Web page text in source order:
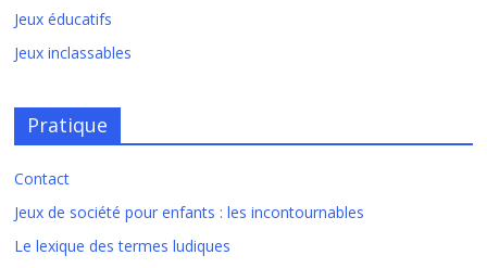
Jeux éducatifs
Jeux inclassables
Pratique
Contact
Jeux de société pour enfants : les incontournables
Le lexique des termes ludiques